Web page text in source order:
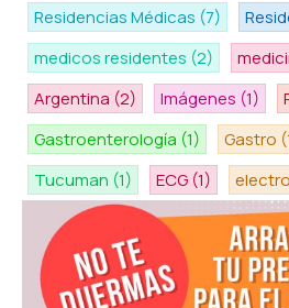
Residencias Médicas (7)
medicos residentes (2)
Argentina (2) Imágenes (1)
Gastroenterología (1) Gastro
Tucuman (1) ECG (1)